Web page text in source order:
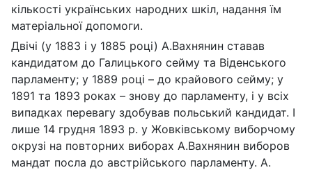
кількості українських народних шкіл, надання їм
матеріальної допомоги.
Двічі (у 1883 і у 1885 році) А.Вахнянин ставав
кандидатом до Галицького сейму та Віденського
парламенту; у 1889 році – до крайового сейму; у
1891 та 1893 роках – знову до парламенту, і у всіх
випадках перевагу здобував польський кандидат. І
лише 14 грудня 1893 р. у Жовківському виборчому
окрузі на повторних виборах А.Вахнянин виборов
мандат посла до австрійського парламенту. А.